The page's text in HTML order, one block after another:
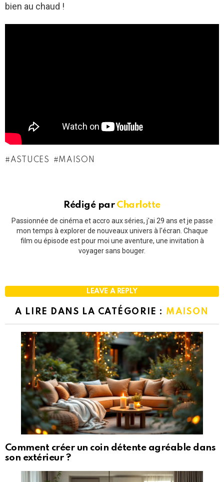
bien au chaud !
ASTUCES MAISON
Rédigé par Charlotte
Passionnée de cinéma et accro aux séries, j'ai 29 ans et je passe
mon temps à explorer de nouveaux univers à l'écran. Chaque
film ou épisode est pour moi une aventure, une invitation à
voyager sans bouger.
LEAVE A REPLY
A LIRE DANS LA CATÉGORIE : MAISON
Comment créer un coin détente agréable dans
son extérieur ?